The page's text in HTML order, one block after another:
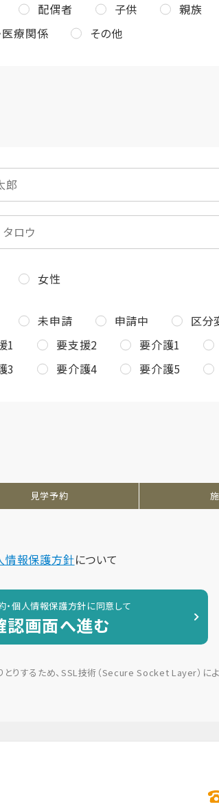
配偶者 子供
親族
医療関係
その他
女性
未申請 申請中
区分
1
要支援2 要介護1
3
要介護4 要介護5
見学予約
情報保護方針について
・個人情報保護方針に同意して
認画面へ進む
りするため、SSL技術（Secure Socket Layer）によ